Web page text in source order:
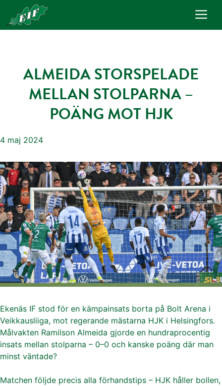
innehåll
ALMEIDA STORSPELADE
MELLAN STOLPARNA –
POÄNG MOT HJK
4 maj 2024
Ekenäs IF stod för en kämpainsats borta på Bolt Arena i
Veikkausliiga, mot regerande mästarna HJK i Helsingfors.
Målvakten Ramilson Almeida gjorde en hundraprocentig
insats mellan stolparna – 0–0 och kanske poäng där man
minst väntade?
Matchen följde precis alla förhandstips – HJK håller bollen,